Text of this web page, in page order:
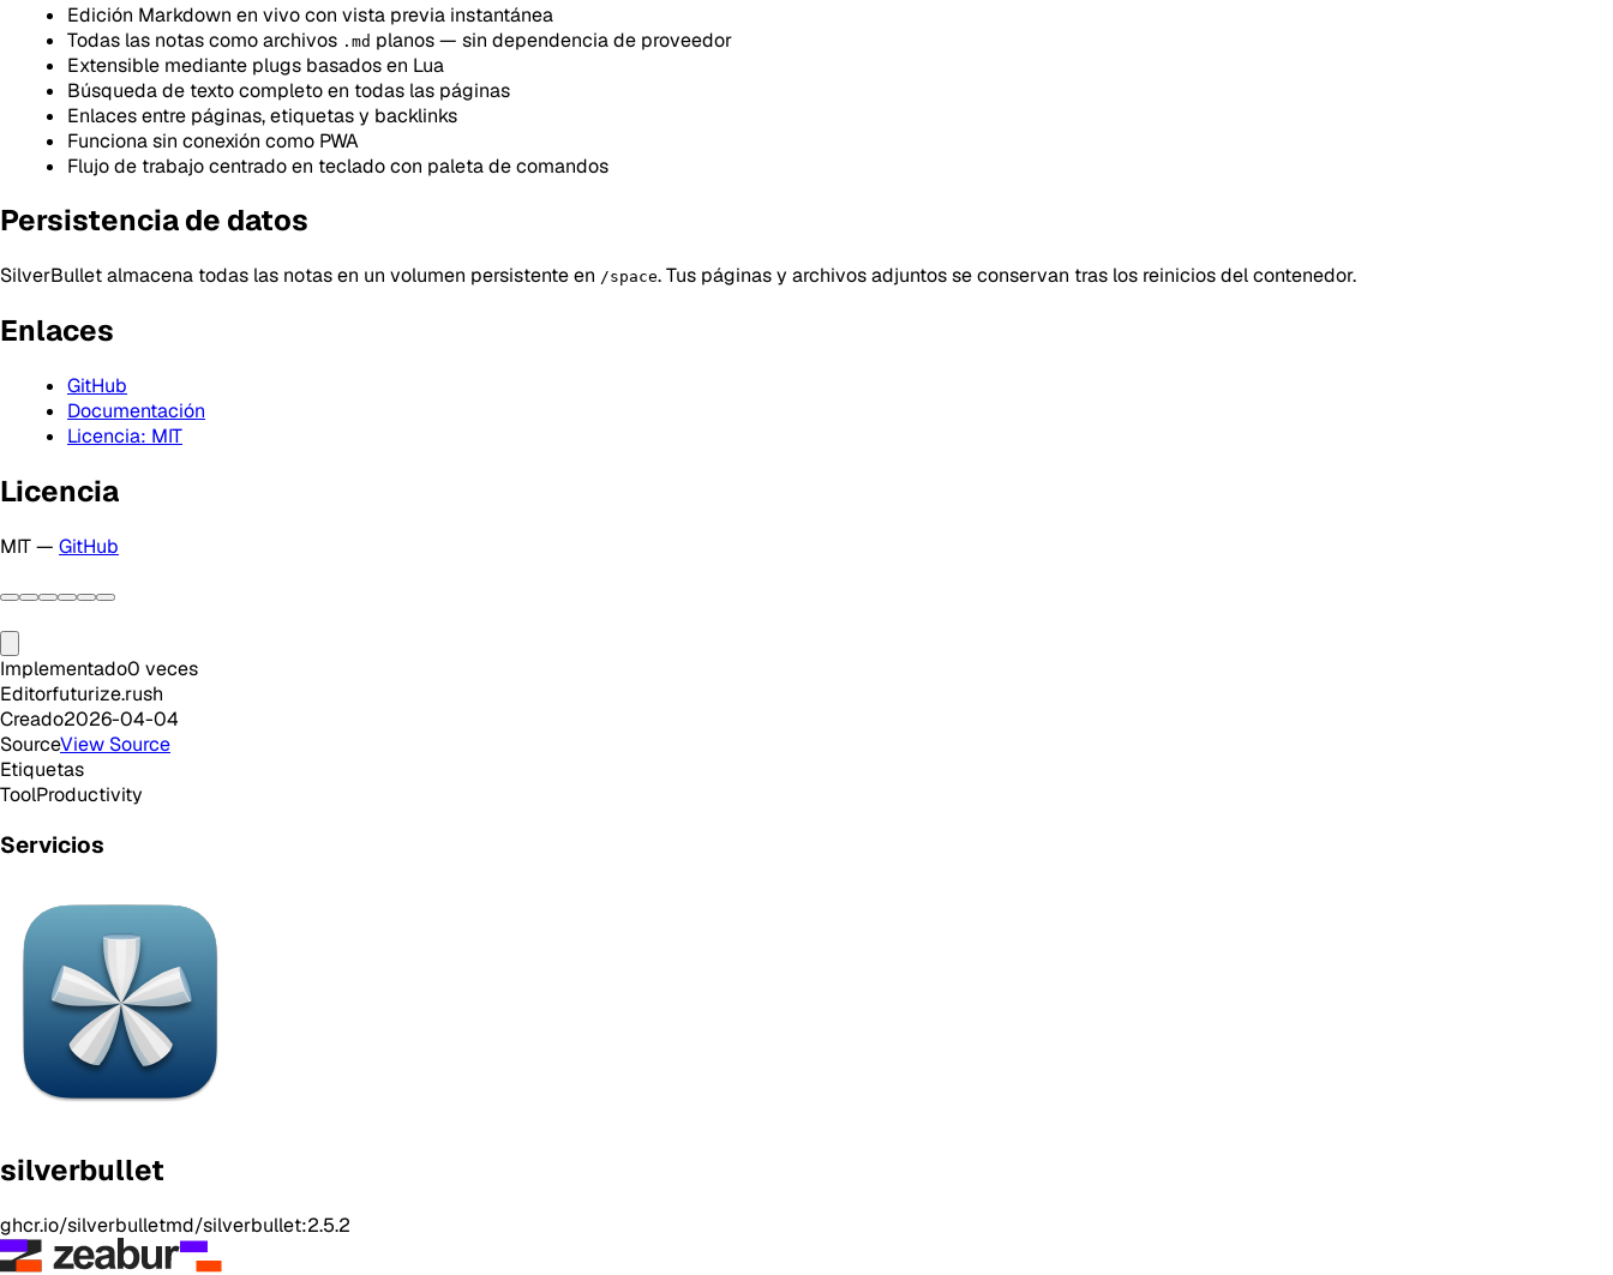
Edición Markdown en vivo con vista previa instantánea
Todas las notas como archivos .md planos — sin dependencia de proveedor
Extensible mediante plugs basados en Lua
Búsqueda de texto completo en todas las páginas
Enlaces entre páginas, etiquetas y backlinks
Funciona sin conexión como PWA
Flujo de trabajo centrado en teclado con paleta de comandos
Persistencia de datos
SilverBullet almacena todas las notas en un volumen persistente en /space. Tus páginas y archivos adjuntos se conservan tras los reinicios del contenedor.
Enlaces
GitHub
Documentación
Licencia: MIT
Licencia
MIT — GitHub
Implementado0 veces
Editorfuturize.rush
Creado2026-04-04
SourceView Source
Etiquetas
ToolProductivity
Servicios
silverbullet
ghcr.io/silverbulletmd/silverbullet:2.5.2